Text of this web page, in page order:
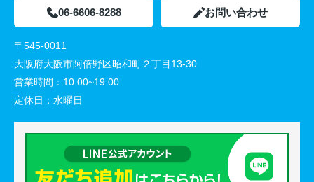
06-6606-8288 お問い合わせ
〒545-0011
大阪府大阪市阿倍野区昭和町２丁目13-30
営業時間： 10:00~19:00
定休日： 水曜日